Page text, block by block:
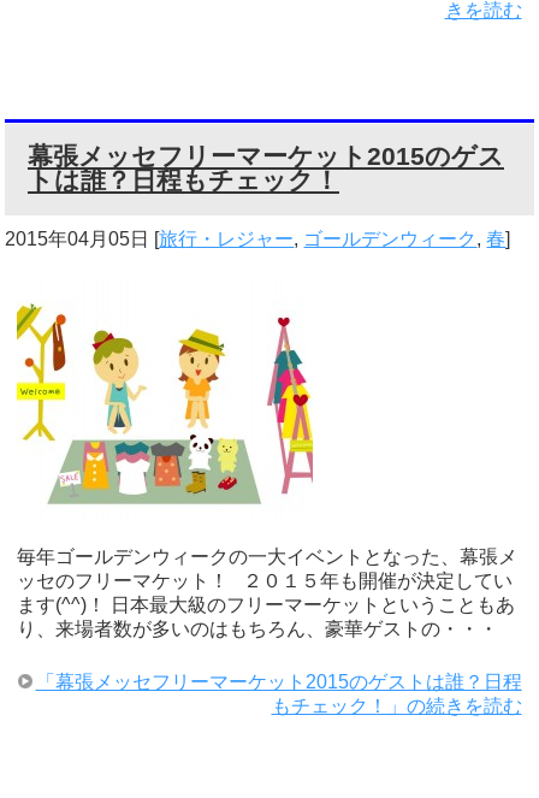
きを読む
幕張メッセフリーマーケット2015のゲス
トは誰？日程もチェック！
2015年04月05日 [旅行・レジャー, ゴールデンウィーク ,春]
毎年ゴールデンウィークの一大イベントとなった、幕張メ
ッセのフリーマケット！ ２０１５年も開催が決定してい
ます(^^)！ 日本最大級のフリーマーケットということもあ
り、来場者数が多いのはもちろん、豪華ゲストの・・・
「幕張メッセフリーマーケット2015のゲストは誰？日程
もチェック！」の続きを読む